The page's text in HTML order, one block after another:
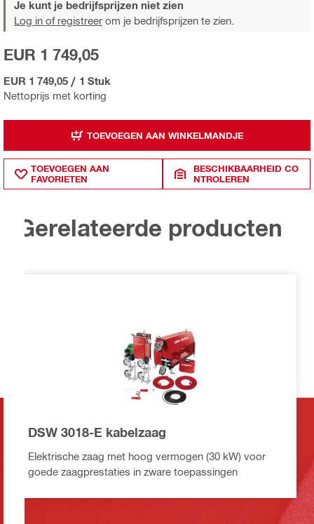
Je kunt je bedrijfsprijzen niet zien
Log in of registreer om je bedrijfsprijzen te zien.
Nettoprijs met korting
EUR 1 749,05
EUR 1 749,05 / 1 Stuk
TOEVOEGEN AAN WINKELMANDJE
TOEVOEGEN AAN
FAVORIETEN
BESCHIKBAARHEID CO
NTROLEREN
Gerelateerde producten
DSW 3018-E kabelzaag
Elektrische zaag met hoog vermogen (30 kW) voor
goede zaagprestaties in zware toepassingen